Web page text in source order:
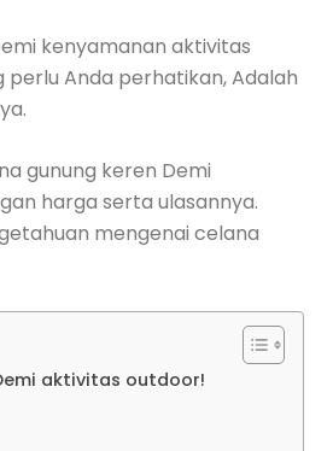
kenyamanan aktivitas
Anda perhatikan, Adalah
gunung keren Demi
harga serta ulasannya.
mengenai celana
aktivitas outdoor!